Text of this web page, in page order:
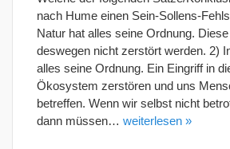
nach Hume einen Sein-Sollens-
Natur hat alles seine Ordnung.
deswegen nicht zerstört werden. 2)
alles seine Ordnung. Ein Eingriff in
Ökosystem zerstören und uns
betreffen. Wenn wir selbst nicht
dann müssen… weiterlesen »